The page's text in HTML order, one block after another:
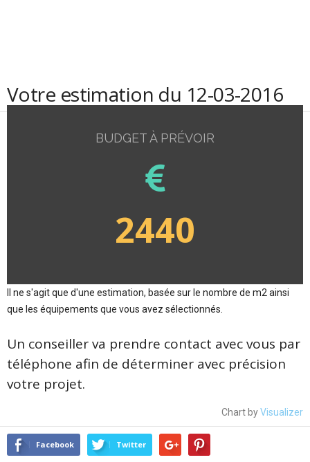
Votre estimation du 12-03-2016
BUDGET À PRÉVOIR
2440
Il ne s'agit que d'une estimation, basée sur le nombre de m2 ainsi
que les équipements que vous avez sélectionnés.
Un conseiller va prendre contact avec vous par
téléphone afin de déterminer avec précision
votre projet.
Chart byVisualizer
Facebook Twitter